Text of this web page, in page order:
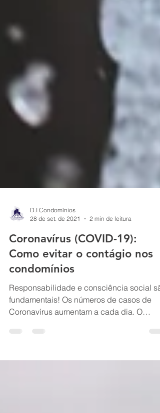
28 de set. de 2021
2 min de leitura
Coronavírus (COVID-19):
Como evitar o contágio nos
condomínios
Responsabilidade e consciência social
fundamentais! Os números de casos de